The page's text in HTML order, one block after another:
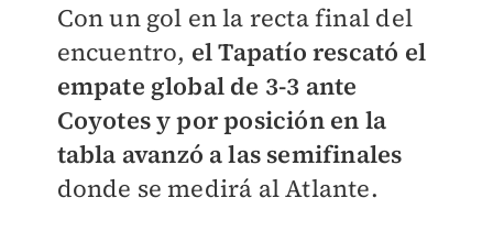
Con un gol en la recta final del
encuentro, el Tapatío rescató el
empate global de 3-3 ante
Coyotes y por posición en la
tabla avanzó a las semifinales
donde se medirá al Atlante.